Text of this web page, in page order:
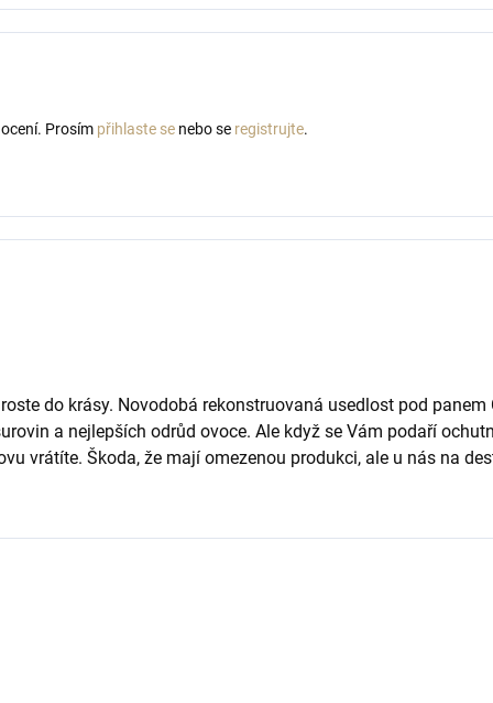
Prosím přihlaste se nebo se registrujte.
do krásy. Novodobá rekonstruovaná usedlost pod
a nejlepších odrůd ovoce. Ale když se Vám podaří
vrátíte. Škoda, že mají omezenou produkci, ale u nás na